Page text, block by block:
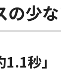
の少
秒」